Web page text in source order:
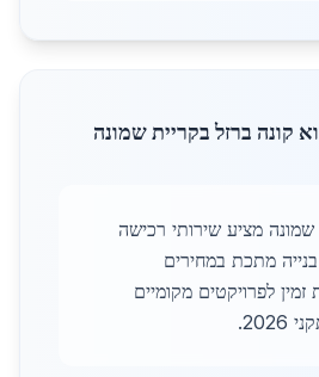
קונה ברזל בקריית שמונה
שמונה מציע שירותי רכישה
מתכת במחירים
לפרויקטים מקומיים